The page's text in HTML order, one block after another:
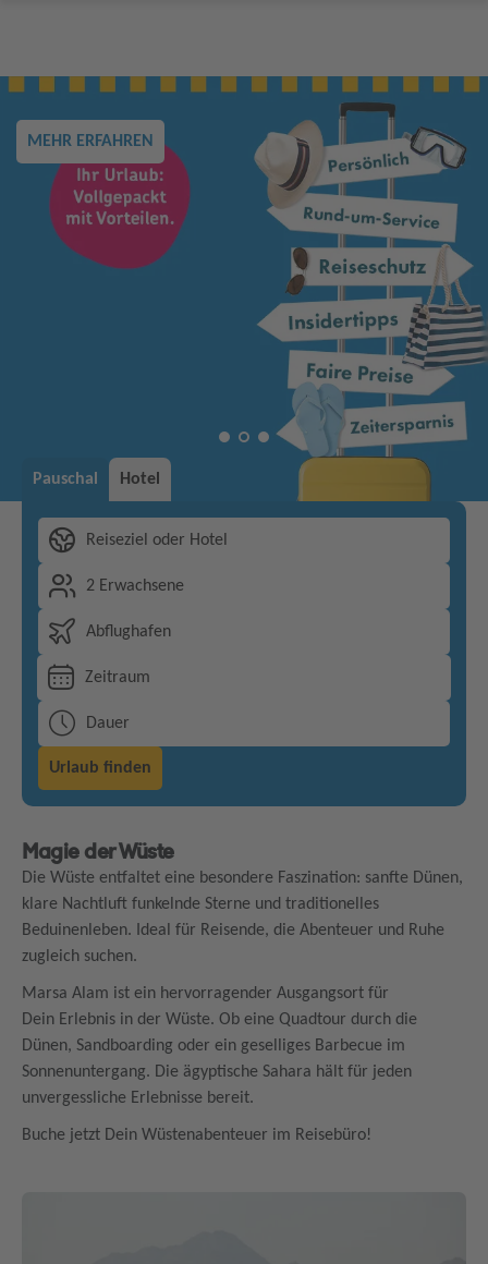
MEHR ERFAHREN
Pauschal Hotel
Reiseziel oder Hotel
2 Erwachsene
Abflughafen
Zeitraum
Dauer
Urlaub finden
Magie der Wüste
Die Wüste entfaltet eine besondere Faszination: sanfte Dünen,
klare Nachtluft funkelnde Sterne und traditionelles
Beduinenleben. Ideal für Reisende, die Abenteuer und Ruhe
zugleich suchen.
Marsa Alam ist ein hervorragender Ausgangsort für
Dein Erlebnis in der Wüste. Ob eine Quadtour durch die
Dünen, Sandboarding oder ein geselliges Barbecue im
Sonnenuntergang. Die ägyptische Sahara hält für jeden
unvergessliche Erlebnisse bereit.
Buche jetzt Dein Wüstenabenteuer im Reisebüro!